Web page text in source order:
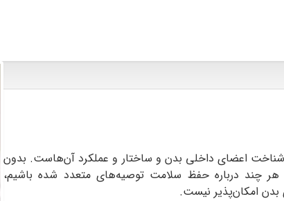
شناخت اعضای داخلی بدن و ساختار و عملکرد آن‌هاست. بدون
چند درباره‌ حفظ سلامت توصیه‌های متعدد شده باشیم،
بدن امکان‌پذیر نیست.